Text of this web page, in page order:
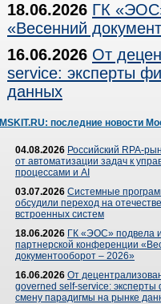
18.06.2026 ГК
«Весенний
16.06.2026 От
service: эксперты
данных
MSKIT.RU: последние новости
04.08.2026 Российский RPA-
от автоматизации задач к
процессами и AI
03.07.2026 Системные
обсудили переход на
встроенных систем
18.06.2026 ГК «ЭОС» подвела
партнерской конференции
документооборот – 2026»
16.06.2026 От
governed self-service: эксперты
смену парадигмы на рынке